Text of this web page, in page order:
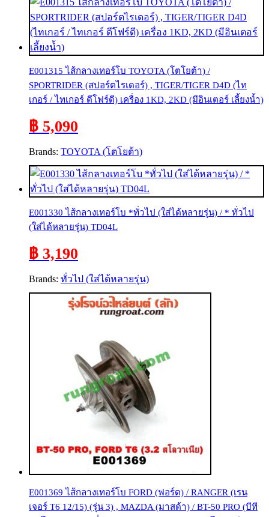
E001315 ไส้กลางเทอร์โบ TOYOTA (โตโยต้า) /
SPORTRIDER (สปอร์ตไรเดอร์) , TIGER/TIGER D4D (ไท
เกอร์ / ไทเกอร์ ดีโฟร์ดี) เครื่อง 1KD, 2KD (มีอินเตอร์ เลี้ยงน้ำ)
฿ 5,090
Brands: TOYOTA (โตโยต้า)
E001330 ไส้กลางเทอร์โบ *ทั่วไป (ใส่ได้หลายรุ่น) / * ทั่วไป
(ใส่ได้หลายรุ่น) TD04L
฿ 3,190
Brands: ทั่วไป (ใส่ได้หลายรุ่น)
E001369 ไส้กลางเทอร์โบ FORD (ฟอร์ด) / RANGER (เรน
เจอร์ T6 12/15) (รุ่น 3) , MAZDA (มาสด้า) / BT-50 PRO (บีที